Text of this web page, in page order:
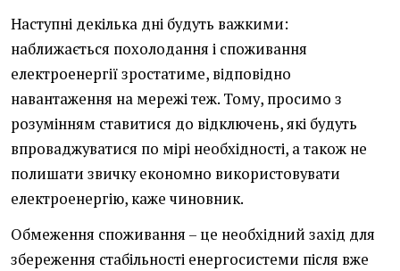
Наступні декілька дні будуть важкими:
наближається похолодання і споживання
електроенергії зростатиме, відповідно
навантаження на мережі теж. Тому, просимо з
розумінням ставитися до відключень, які будуть
впроваджуватися по мірі необхідності, а також не
полишати звичку економно використовувати
електроенергію, каже чиновник.
Обмеження споживання – це необхідний захід для
збереження стабільності енергосистеми після вже